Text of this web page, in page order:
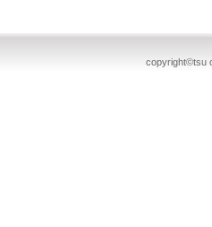
copyright©tsu